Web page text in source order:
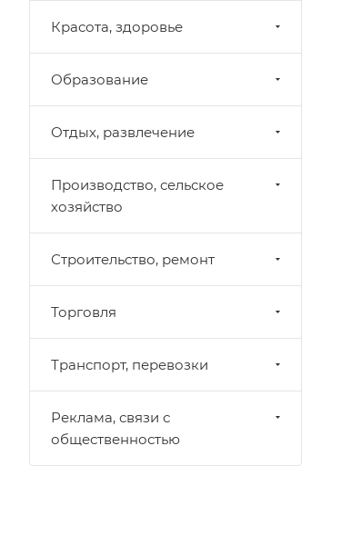
Красота, здоровье
Образование
Отдых, развлечение
Производство, сельское
хозяйство
Строительство, ремонт
Торговля
Транспорт, перевозки
Реклама, связи с
общественностью